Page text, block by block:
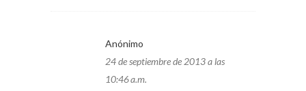
Anónimo
24 de septiembre de 2013 a las
10:46 a.m.